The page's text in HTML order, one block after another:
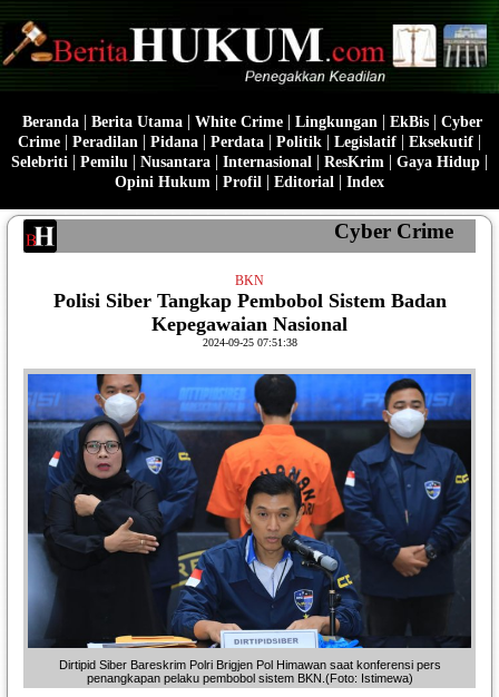
Beranda| Berita Utama| White Crime| Lingkungan | EkBis| Cyber
Crime | Peradilan | Pidana | Perdata | Politik | Legislatif | Eksekutif |
Selebriti | Pemilu | Nusantara | Internasional | ResKrim | Gaya Hidup |
Opini Hukum | Profil | Editorial | Index
Cyber Crime
BKN
Polisi Siber Tangkap Pembobol Sistem Badan
Kepegawaian Nasional
2024-09-25 07:51:38
Dirtipid Siber Bareskrim Polri Brigjen Pol Himawan saat konferensi pers
penangkapan pelaku pembobol sistem BKN.(Foto: Istimewa)